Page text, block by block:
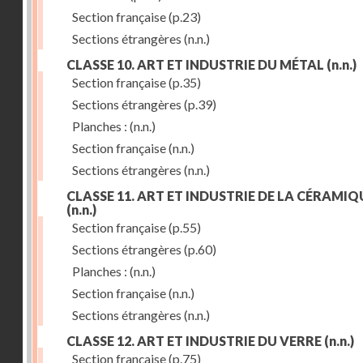
Section française(p.23)
Sections étrangères (n.n.)
CLASSE 10. ART ET INDUSTRIE DU MÉTAL (n.n.)
Section française(p.35)
Sections étrangères (p.39)
Planches : (n.n.)
Section française(n.n.)
Sections étrangères (n.n.)
CLASSE 11. ART ET INDUSTRIE DE LA
(n.n.)
Section française(p.55)
Sections étrangères (p.60)
Planches : (n.n.)
Section française(n.n.)
Sections étrangères (n.n.)
CLASSE 12. ART ET INDUSTRIE DU VERRE (n.n.)
Section française(p.75)